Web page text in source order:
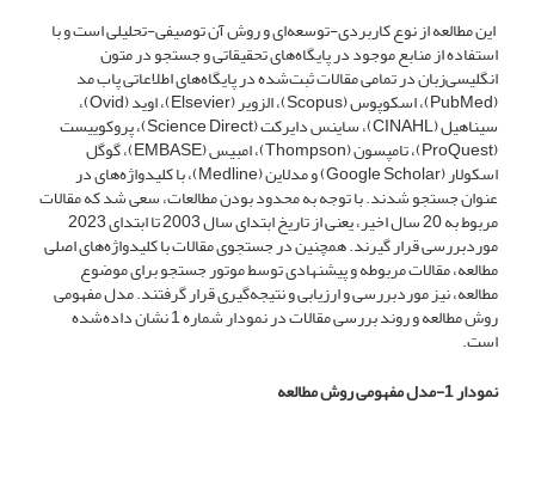
این مطالعه از نوع کاربردی-توسعه‌ای و روش آن توصیفی-تحلیلی است و با
استفاده از منابع موجود در پایگاه‌های تحقیقاتی و جستجو در متون
انگلیسی‌زبان در تمامی مقالات ثبت‌شده در پایگاه‌های اطلاعاتی پاب مد
(PubMed)، اسکوپوس (Scopus)، الزویر (Elsevier)، اوید (‌Ovid)،
سیناهیل (CINAHL)، ساینس دایرکت (Science Direct)، پروکوییست
(ProQuest)، تامپسون (Thompson)، امبیس (EMBASE)، گوگل
اسکولار (Google Scholar) و مدلاین (Medline)، با کلیدواژه‌های در
عنوان جستجو شدند. با توجه به محدود بودن مطالعات، سعی شد که مقالات
مربوط به 20 سال اخیر، یعنی از تاریخ ابتدای سال 2003 تا ابتدای 2023
موردبررسی قرار گیرند. همچنین در جستجوی مقالات با کلیدواژه‌های اصلی
مطالعه، مقالات مربوطه و پیشنهادی توسط موتور جستجو برای موضوع
مطالعه، نیز موردبررسی و ارزیابی و نتیجه‌گیری قرار گرفتند. مدل مفهومی
روش مطالعه و روند بررسی مقالات در نمودار شماره 1 نشان داده‌شده
است.
نمودار 1-مدل مفهومی روش مطالعه